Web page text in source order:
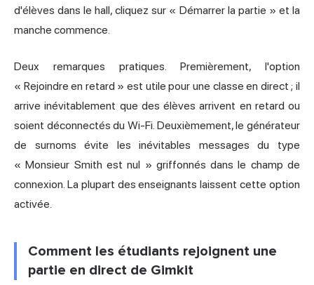
d'élèves dans le hall, cliquez sur « Démarrer la partie » et la
manche commence.
Deux remarques pratiques. Premièrement, l'option
« Rejoindre en retard » est utile pour une classe en direct ; il
arrive inévitablement que des élèves arrivent en retard ou
soient déconnectés du Wi-Fi. Deuxièmement, le générateur
de surnoms évite les inévitables messages du type
« Monsieur Smith est nul » griffonnés dans le champ de
connexion. La plupart des enseignants laissent cette option
activée.
Comment les étudiants rejoignent une
partie en direct de Gimkit